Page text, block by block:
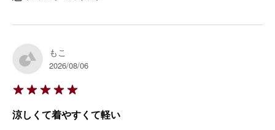
もこ
2026/08/06
涼しくて着やすくて軽い